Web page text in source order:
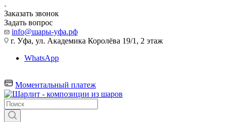
Заказать звонок
Задать вопрос
info@шары-уфа.рф
г. Уфа, ул. Академика Королёва 19/1, 2 этаж
WhatsApp
Моментальный платеж